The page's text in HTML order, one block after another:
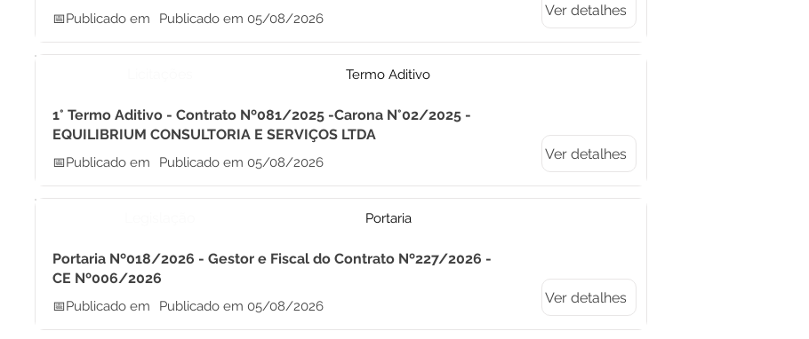
📅Publicado em Publicado em 05/08/2026
Ver detalhes
Termo Aditivo
1° Termo Aditivo - Contrato Nº081/2025 -Carona N°02/2025 -
EQUILIBRIUM CONSULTORIA E SERVIÇOS LTDA
📅Publicado em Publicado em 05/08/2026
Ver detalhes
Portaria
Portaria Nº018/2026 - Gestor e Fiscal do Contrato Nº227/2026 -
CE Nº006/2026
📅Publicado em Publicado em 05/08/2026
Ver detalhes